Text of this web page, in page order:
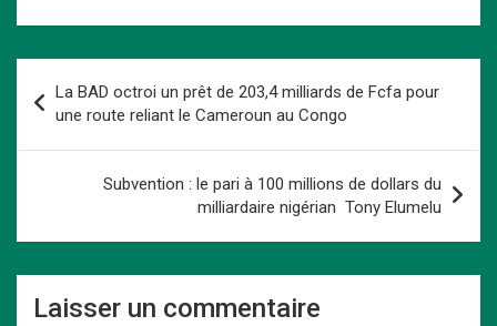
ce
b
o
o
st
d
o
n
ail er
es
t
at
s
A
p
p
ke
dI
n
py
Li
n
k
ta
er
de
l’article
La BAD octroi un prêt de 203,4 milliards de Fcfa pour
une route reliant le Cameroun au Congo
Subvention : le pari à 100 millions de dollars du
milliardaire nigérian Tony Elumelu
Laisser un commentaire